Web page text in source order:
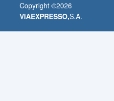
Copyright ©2026
VIAEXPRESSO,S.A.